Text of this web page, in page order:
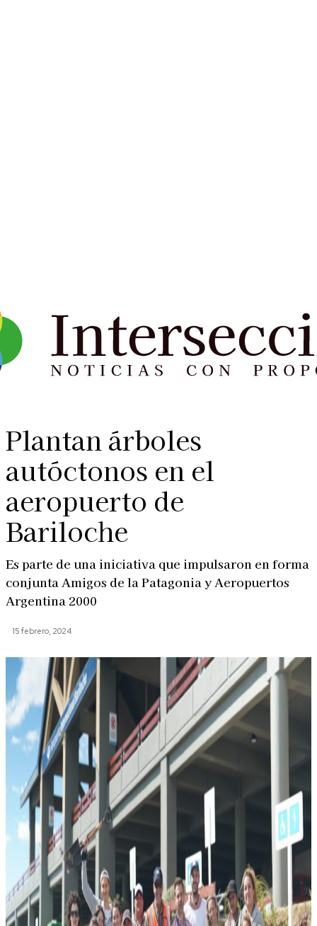
Plantan árboles
autóctonos en el
aeropuerto de
Bariloche
Es parte de una iniciativa que impulsaron en forma
conjunta Amigos de la Patagonia y Aeropuertos
Argentina 2000
15 febrero, 2024